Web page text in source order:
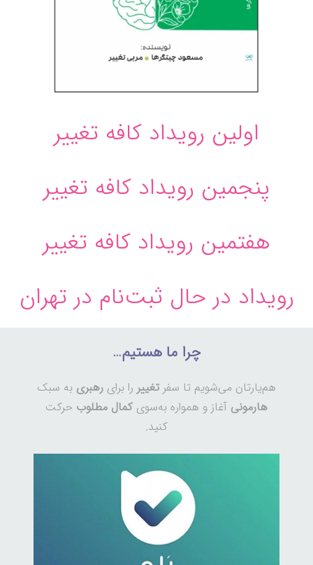
اولین رویداد کافه تغییر
پنجمین رویداد کافه تغییر
هفتمین رویداد کافه تغییر
رویداد در حال ثبت‌نام در تهران
چرا ما هستیم…
هم‌یارتان می‌شویم تا سفر تغییر را برای رهبری به سبک
هارمونی آغاز و همواره به‌سوی کمال مطلوب حرکت
کنید.